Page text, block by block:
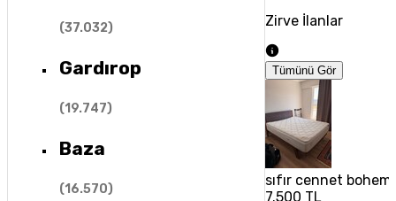
(37.032)
Gardırop
(19.747)
Baza
(16.570)
Zirve İlanlar
Tümünü Gör
sıfır cennet
7.500 TL